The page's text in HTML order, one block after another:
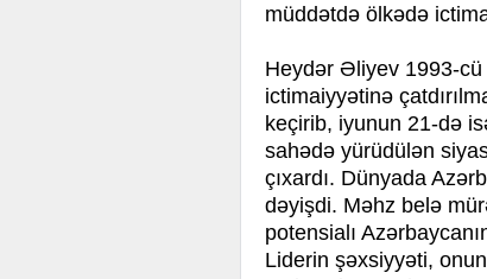
müddətdə ölkədə
Heydər Əliyev 1993-
ictimaiyyətinə
keçirib, iyunun 21-də
sahədə yürüdülən
çıxardı. Dünyada
dəyişdi. Məhz belə
potensialı
Liderin şəxsiyyəti,